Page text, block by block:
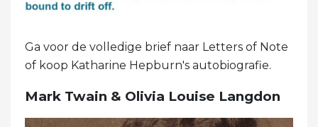
Ga voor de volledige brief naar Letters of Note
of koop Katharine Hepburn's autobiografie.
Mark Twain & Olivia Louise Langdon